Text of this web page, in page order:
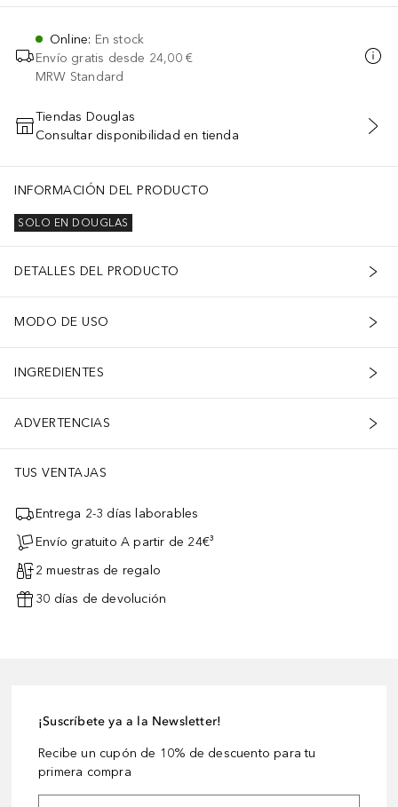
Online: En stock
Envío gratis desde 24,00 €
MRW Standard
AÑADIR AL CARRITO
Tiendas Douglas
Consultar disponibilidad en tienda
INFORMACIÓN DEL PRODUCTO
SOLO EN DOUGLAS
DETALLES DEL PRODUCTO
MODO DE USO
INGREDIENTES
ADVERTENCIAS
TUS VENTAJAS
Entrega 2-3 días laborables
Envío gratuito A partir de 24€³
2 muestras de regalo
30 días de devolución
¡Suscríbete ya a la Newsletter!
Recibe un cupón de 10% de descuento para tu
primera compra